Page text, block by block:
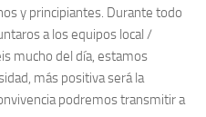
y principiantes. Durante todo
a los equipos local /
mucho del día, estamos
más positiva será la
podremos transmitir a